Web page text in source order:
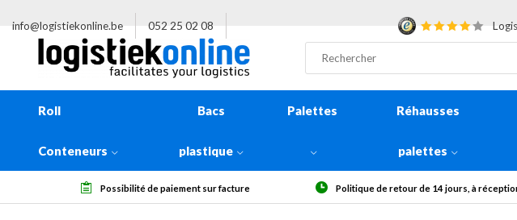
info@logistiekonline.be 052 25 02 08
Roll
Conteneurs
Bacs
plastique
Palettes Réhausses
palettes
de paiement sur facture Politique de retour de 14 jours, à réception Plus de 10